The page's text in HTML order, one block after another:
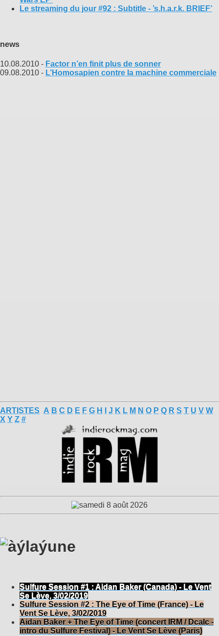
Le streaming du jour #92 : Subtitle - ’s.h.a.r.k. BRIEF’
news
10.08.2010 - Factor n’en finit plus de sonner
09.08.2010 - L’Homosapien contre la machine commerciale
ARTISTES A B C D E F G H J K L M N O P Q R S T U V W
X Y Z #
Sulfure Session #1 : Aidan Baker (Canada) - Le Vent
Se Lève, 3/02/2019
Sulfure Session #2 : The Eye of Time (France) - Le
Vent Se Lève, 3/02/2019
Aidan Baker + The Eye of Time (concert IRM / Dcalc -
intro du Sulfure Festival) - Le Vent Se Lève (Paris)